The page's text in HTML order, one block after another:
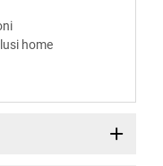
home